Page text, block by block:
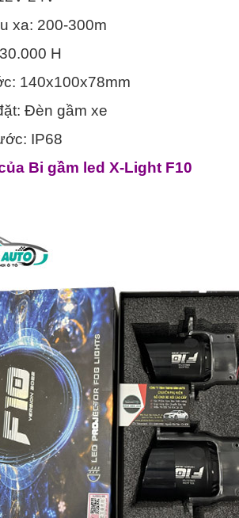
xa: 200-300m
H
140x100x78mm
Đèn gầm xe
IP68
Bi gầm led X-Light F10